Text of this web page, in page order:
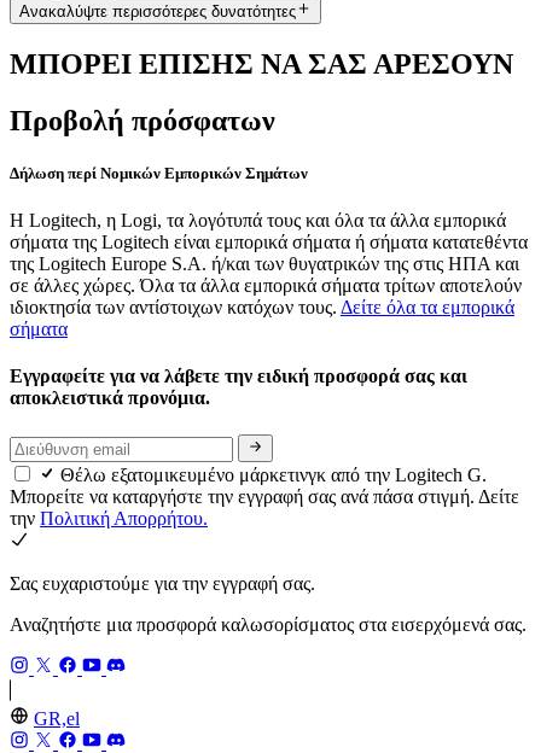
Ανακαλύψτε περισσότερες δυνατότητες
ΜΠΟΡΕΙ ΕΠΙΣΗΣ ΝΑ ΣΑΣ ΑΡΕΣΟΥΝ
Προβολή πρόσφατων
Δήλωση περί Νομικών Εμπορικών Σημάτων
Η Logitech, η Logi, τα λογότυπά τους και όλα τα άλλα εμπορικά
σήματα της Logitech είναι εμπορικά σήματα ή σήματα κατατεθέντα
της Logitech Europe S.A. ή/και των θυγατρικών της στις ΗΠΑ και
σε άλλες χώρες. Όλα τα άλλα εμπορικά σήματα τρίτων αποτελούν
ιδιοκτησία των αντίστοιχων κατόχων τους. Δείτε όλα τα εμπορικά
σήματα
Εγγραφείτε για να λάβετε την ειδική προσφορά σας και
αποκλειστικά προνόμια.
Θέλω εξατομικευμένο μάρκετινγκ από την Logitech G.
Μπορείτε να καταργήστε την εγγραφή σας ανά πάσα στιγμή. Δείτε
την Πολιτική Απορρήτου.
Σας ευχαριστούμε για την εγγραφή σας.
Αναζητήστε μια προσφορά καλωσορίσματος στα εισερχόμενά σας.
GR,el